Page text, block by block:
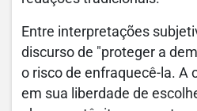
Entre interpretações
discurso de "proteger a
o risco de enfraquecê-la. A
em sua liberdade de